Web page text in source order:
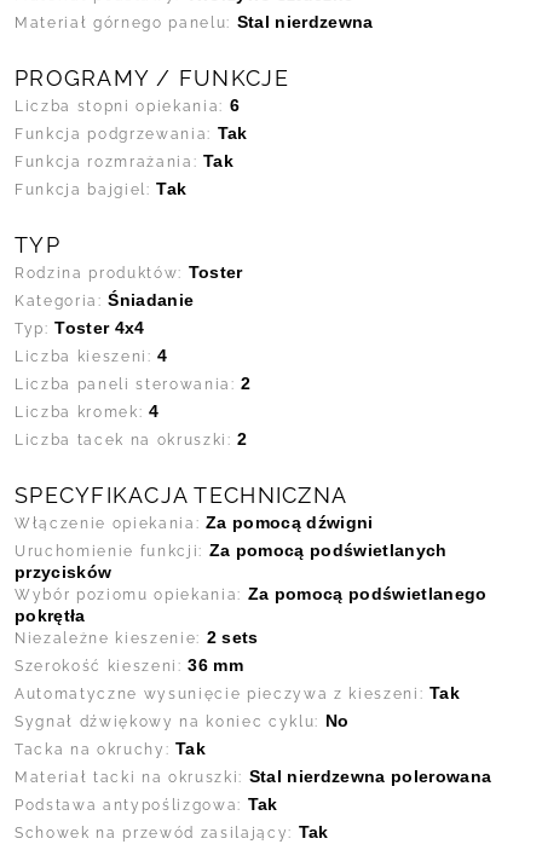
Materiał górnego panelu: Stal nierdzewna
PROGRAMY / FUNKCJE
Liczba stopni opiekania: 6
Funkcja podgrzewania: Tak
Funkcja rozmrażania: Tak
Funkcja bajgiel:Tak
TYP
Rodzina produktów: Toster
Kategoria:Śniadanie
Typ:Toster 4x4
Liczba kieszeni:4
Liczba paneli sterowania:2
Liczba kromek: 4
Liczba tacek na okruszki:2
SPECYFIKACJA TECHNICZNA
Włączenie opiekania: Za pomocą dźwigni
Uruchomienie funkcji: Za pomocą podświetlanych
przycisków
Wybór poziomu opiekania: Za pomocą podświetlanego
pokrętła
Niezależne kieszenie: 2 sets
Szerokość kieszeni:36 mm
Automatyczne wysunięcie pieczywa z kieszeni: Tak
Sygnał dźwiękowy na koniec cyklu: No
Tacka na okruchy: Tak
Materiał tacki na okruszki: Stal nierdzewna polerowana
Podstawa antypoślizgowa: Tak
Schowek na przewód zasilający: Tak